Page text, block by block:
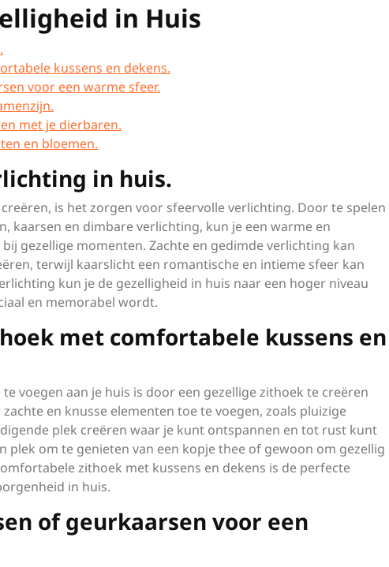
in Huis
kussens en dekens.
voor een warme sfeer.
met je dierbaren.
en bloemen.
in huis.
is het zorgen voor sfeervolle verlichting. Door te spelen
kaarsen en dimbare verlichting, kun je een warme en
gezellige momenten. Zachte en gedimde verlichting kan
terwijl kaarslicht een romantische en intieme sfeer kan
kun je de gezelligheid in huis naar een hoger niveau
en memorabel wordt.
met comfortabele kussens en
voegen aan je huis is door een gezellige zithoek te creëren
en knusse elementen toe te voegen, zoals pluizige
plek creëren waar je kunt ontspannen en tot rust kunt
plek om te genieten van een kopje thee of gewoon om gezellig
zithoek met kussens en dekens is de perfecte
in huis.
of geurkaarsen voor een